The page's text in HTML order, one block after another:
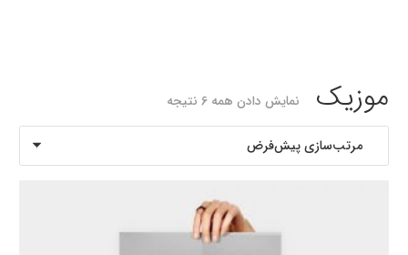
موزیک نمایش دادن همه 6 نتیجه